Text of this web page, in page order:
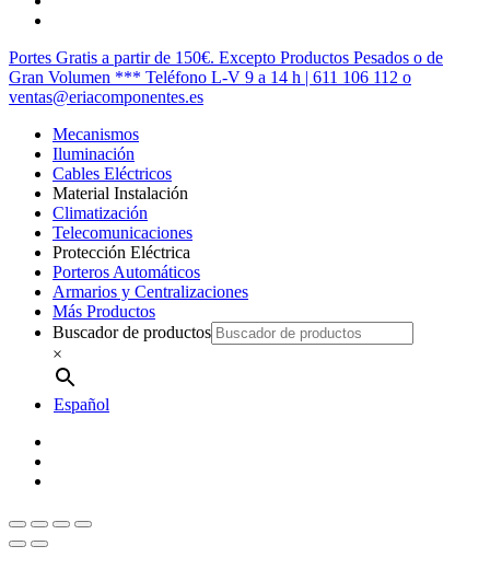
Cerrar
Menú
Portes Gratis a partir de 150€. Excepto Productos Pesados o de
Gran Volumen *** Teléfono L-V 9 a 14 h | 611 106 112 o
ventas@eriacomponentes.es
Mecanismos
Iluminación
Cables Eléctricos
Material Instalación
Climatización
Telecomunicaciones
Protección Eléctrica
Porteros Automáticos
Armarios y Centralizaciones
Más Productos
Buscador de productos
×
Español